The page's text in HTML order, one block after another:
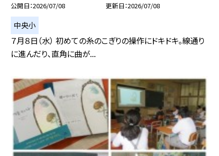
公開日 2026/07/08 更新日 2026/07/08
中央小
７月８日（水） 初めての糸のこぎりの操作にドキドキ。線通り
に進んだり、直角に曲が...